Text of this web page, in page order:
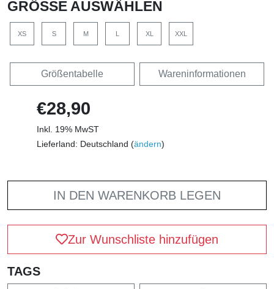
GRÖSSE AUSWÄHLEN
XS S M L XL XXL
Größentabelle Wareninformationen
€28,90
Inkl. 19% MwST
Lieferland: Deutschland (ändern)
IN DEN WARENKORB LEGEN
Zur Wunschliste hinzufügen
TAGS